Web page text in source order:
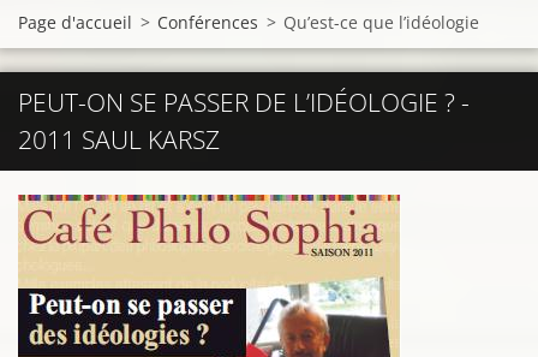
Page d'accueil > Conférences > Qu’est-ce que l’idéologie
PEUT-ON SE PASSER DE L’IDÉOLOGIE ? -
2011 SAUL KARSZ